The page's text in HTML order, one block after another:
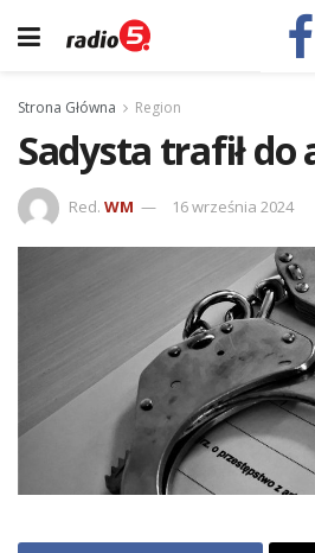
Strona Główna Region
Sadysta trafił do
Red. WM 16 września 2024